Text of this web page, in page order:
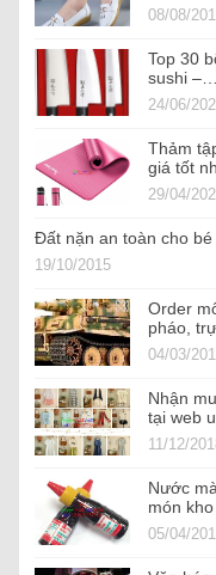
08/08/
Top 30
sushi –…
24/06/
Thảm
giá tốt
29/04/
Đất nặn an toàn cho
19/10/2015
Order
pháo,
04/03/
Nhận
tại web
11/12/
Nước
món
05/04/